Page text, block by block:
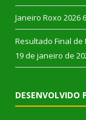
Janeiro Roxo 2026
Resultado Final de
19 de janeiro de
DESENVOLVIDO